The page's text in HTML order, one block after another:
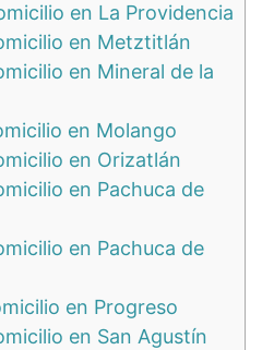
en La Providencia
en Metztitlán
en Mineral de la
en Molango
en Orizatlán
en Pachuca de
en Pachuca de
en Progreso
en San Agustín